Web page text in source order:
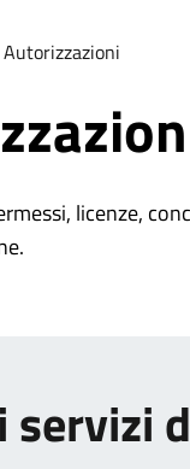
Autorizzazioni
licenze,